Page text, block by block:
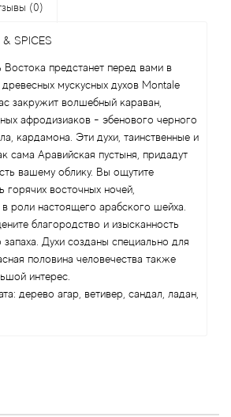
(0)
SPICES
Востока предстанет перед вами в
мускусных духов Montale
закружит волшебный караван,
афродизиаков - эбенового черного
кардамона. Эти духи, таинственные и
сама Аравийская пустыня, придадут
вашему облику. Вы ощутите
горячих восточных ночей,
в роли настоящего арабского шейха.
благородство и изысканность
запаха. Духи созданы специально для
половина человечества также
интерес.
дерево агар, ветивер, сандал, ладан,